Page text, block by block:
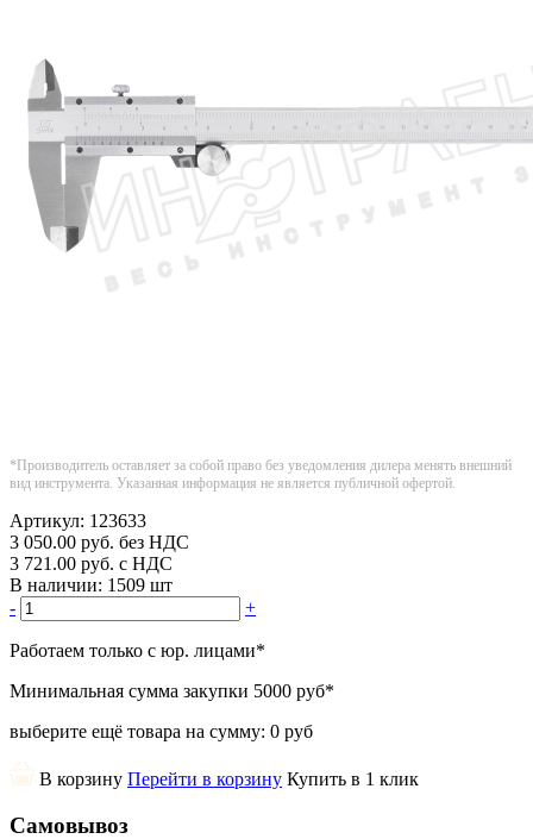
*Производитель оставляет за собой право без уведомления дилера менять внешний
вид инструмента. Указанная информация не является публичной офертой.
Артикул: 123633
3 050.00 руб. без НДС
3 721.00 руб. с НДС
В наличии: 1509 шт
-
+
Работаем только с юр. лицами*
Минимальная сумма закупки 5000 руб*
выберите ещё товара на сумму: 0 руб
В корзину Перейти в корзину Купить в 1 клик
Самовывоз